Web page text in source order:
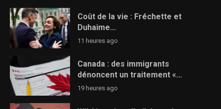
Coût de la vie : Fréchette et
Duhaime...
11 heures ago
Canada : des immigrants
dénoncent un traitement «...
19 heures ago